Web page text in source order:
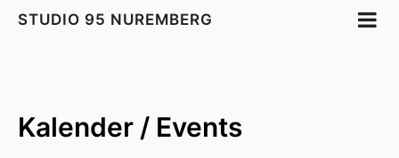
STUDIO 95 NUREMBERG
Kalender / Events